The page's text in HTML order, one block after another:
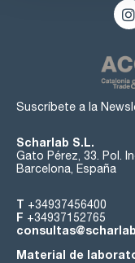
Suscríbete a la
Scharlab S.L.
Gato Pérez, 33. Pol.
Barcelona, España
T +34937456400
F +34937152765
Material de